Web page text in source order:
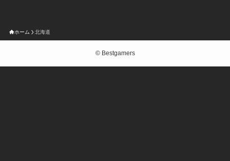
ホーム 北海道
©Bestgamers